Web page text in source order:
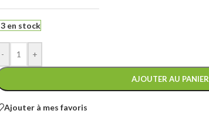
3 en stock
- +
AJOUTER AU PANIER
Ajouter à mes favoris